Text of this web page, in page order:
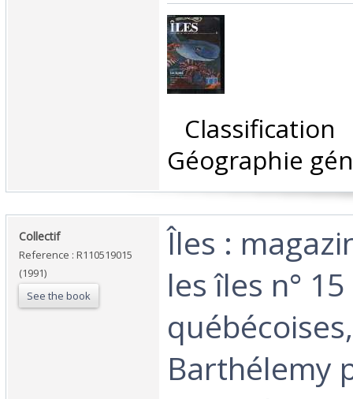
Géographie
‎Collectif‎
Reference : R110519015
(1991)
See the book
‎Îles :
les îles n°
Barthélemy